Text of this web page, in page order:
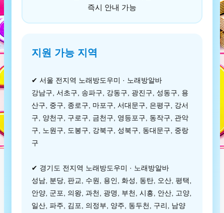
즉시 안내 가능
지원 가능 지역
✔ 서울 전지역 노래방도우미 · 노래방알바
강남구, 서초구, 송파구, 강동구, 광진구, 성동구, 용
산구, 중구, 종로구, 마포구, 서대문구, 은평구, 강서
구, 양천구, 구로구, 금천구, 영등포구, 동작구, 관악
구, 노원구, 도봉구, 강북구, 성북구, 동대문구, 중랑
구
✔ 경기도 전지역 노래방도우미 · 노래방알바
성남, 분당, 판교, 수원, 용인, 화성, 동탄, 오산, 평택,
안양, 군포, 의왕, 과천, 광명, 부천, 시흥, 안산, 고양,
일산, 파주, 김포, 의정부, 양주, 동두천, 구리, 남양